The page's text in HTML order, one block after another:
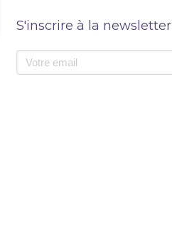
S'inscrire à la newsletter
Votre email